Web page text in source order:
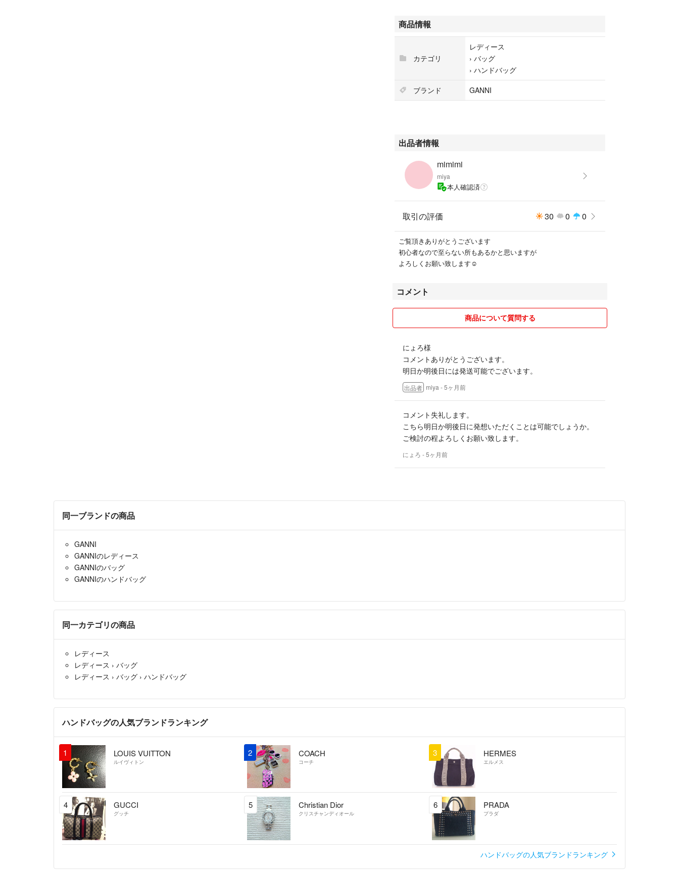
持ち手のノットデザインとコロンとしたフォルムが可愛いバッグ。
アクセサリー感覚で持っていただけます。
【Brand】GANNI(ガニー)
2000年に設立したデンマーク発のファッションブランド。 「自立した
女性のための、セクシーかつ遊び心のある洋服」をコンセプトに、ト
レンドに左右されない個々の個性に適合させたデザインは着る人自身
-----------
ポケットの数:無し
A4収納:不可
ショルダー紐:なし
商品情報
カテゴリ
レディース
› バッグ
› ハンドバッグ
ブランド
GANNI
出品者情報
mimimi
miya
本人確認済
取引の評価 30 0 0
ご覧頂きありがとうございます
初心者なので至らない所もあるかと思いますが
よろしくお願い致します☺︎
コメント
商品について質問する
にょろ様
コメントありがとうございます。
明日か明後日には発送可能でございます。
出品者 miya - 5ヶ月前
コメント失礼します。
こちら明日か明後日に発想いただくことは可能でしょうか。
ご検討の程よろしくお願い致します。
にょろ - 5ヶ月前
同一ブランドの商品
GANNI
GANNIのレディース
GANNIのバッグ
GANNIのハンドバッグ
同一カテゴリの商品
レディース
レディース › バッグ
レディース › バッグ › ハンドバッグ
ハンドバッグの人気ブランドランキング
1 LOUIS VUITTON
ルイヴィトン
2 COACH
コーチ
3 HERMES
エルメス
4 GUCCI
グッチ
5 Christian Dior
クリスチャンディオール
6 PRADA
プラダ
ハンドバッグの人気ブランドランキング